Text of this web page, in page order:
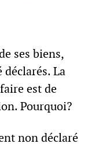
ses biens,
déclarés. La
est de
Pourquoi?
non déclaré